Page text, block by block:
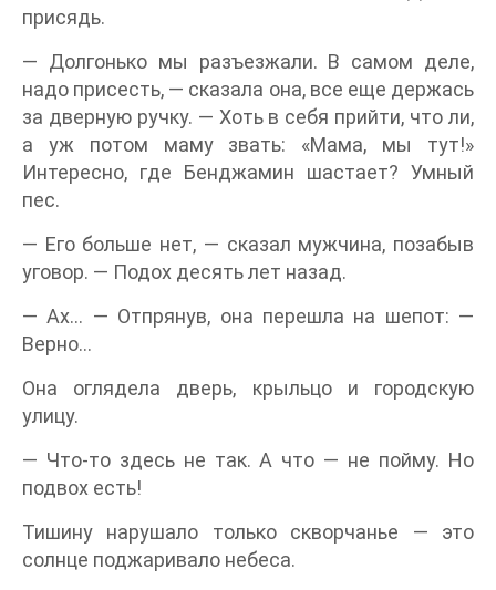
присядь.
— Долгонько мы разъезжали. В самом деле,
надо присесть, — сказала она, все еще держась
за дверную ручку. — Хоть в себя прийти, что ли,
а уж потом маму звать: «Мама, мы тут!»
Интересно, где Бенджамин шастает? Умный
пес.
— Его больше нет, — сказал мужчина, позабыв
уговор. — Подох десять лет назад.
— Ах… — Отпрянув, она перешла на шепот: —
Верно…
Она оглядела дверь, крыльцо и городскую
улицу.
— Что-то здесь не так. А что — не пойму. Но
подвох есть!
Тишину нарушало только скворчанье — это
солнце поджаривало небеса.